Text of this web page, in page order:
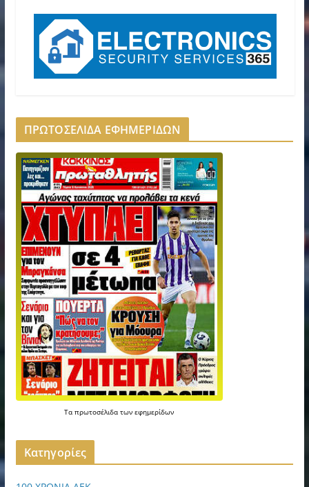
ΠΡΩΤΟΣΕΛΙΔΑ ΕΦΗΜΕΡΙΔΩΝ
Ταπρωτοσέλιδατωνεφημερίδων
Kατηγορίες